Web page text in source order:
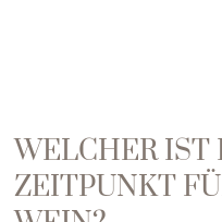
WELCHER IST
ZEITPUNKT